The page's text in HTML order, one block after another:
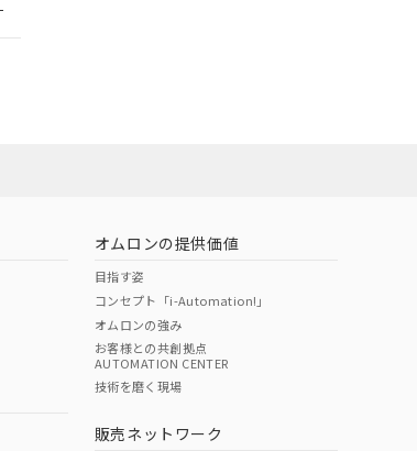
オムロンの提供価値
目指す姿
コンセプト「i-Automation!」
オムロンの強み
お客様との共創拠点
AUTOMATION CENTER
技術を磨く現場
販売ネットワーク